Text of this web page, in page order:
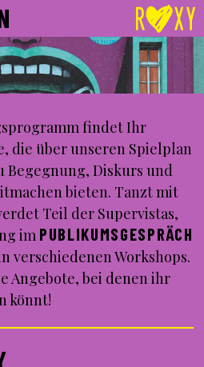
findet Ihr
die über unseren Spielplan
Begegnung, Diskurs und
bieten. Tanzt mit
Teil der Supervistas,
im PUBLIKUMSGESPRÄCH
verschiedenen Workshops.
Angebote, bei denen ihr
könnt!